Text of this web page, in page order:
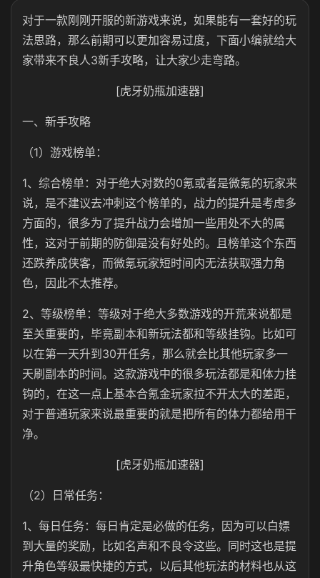
对于一款刚刚开服的新游戏来说，如果能有一套好的玩
法思路，那么前期可以更加容易过度，下面小编就给大
家带来不良人3新手攻略，让大家少走弯路。
[虎牙奶瓶加速器]
一、新手攻略
（1）游戏榜单：
1、综合榜单：对于绝大对数的0氪或者是微氪的玩家来
说，是不建议去冲刺这个榜单的，战力的提升是考虑多
方面的，很多为了提升战力会增加一些用处不大的属
性，这对于前期的防御是没有好处的。且榜单这个东西
还跌养成侠客，而微氪玩家短时间内无法获取强力角
色，因此不太推荐。
2、等级榜单：等级对于绝大多数游戏的开荒来说都是
至关重要的，毕竟副本和新玩法都和等级挂钩。比如可
以在第一天升到30开任务，那么就会比其他玩家多一
天刷副本的时间。这款游戏中的很多玩法都是和体力挂
钩的，在这一点上基本合氪金玩家拉不开太大的差距，
对于普通玩家来说最重要的就是把所有的体力都给用干
净。
[虎牙奶瓶加速器]
（2）日常任务：
1、每日任务：每日肯定是必做的任务，因为可以白嫖
到大量的奖励，比如名声和不良令这些。同时这也是提
升角色等级最快捷的方式，以后其他玩法的材料也从这